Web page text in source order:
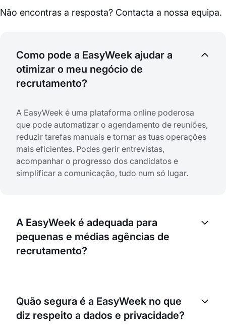
Não encontras a resposta? Contacta a nossa equipa.
Como pode a EasyWeek ajudar a
otimizar o meu negócio de
recrutamento?
A EasyWeek é uma plataforma online poderosa
que pode automatizar o agendamento de reuniões,
reduzir tarefas manuais e tornar as tuas operações
mais eficientes. Podes gerir entrevistas,
acompanhar o progresso dos candidatos e
simplificar a comunicação, tudo num só lugar.
A EasyWeek é adequada para
pequenas e médias agências de
recrutamento?
startup ou uma agência já estabelecida, a nossa
plataforma pode ser adaptada para responder às
Quão segura é a EasyWeek no que
diz respeito a dados e privacidade?